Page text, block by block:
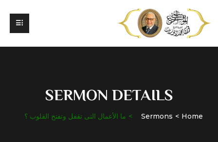
SERMON DETAILS
Home
Sermons ما الأعمال التى تقفل وتفتح القلوب ؟